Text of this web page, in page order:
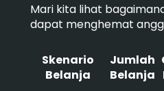
Mari kita lihat
dapat menghemat
Skenario
Belanja
Jumlah
Belanja